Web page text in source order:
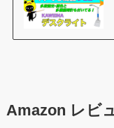
Amazon レビ